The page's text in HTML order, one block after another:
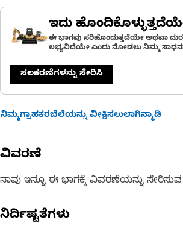
ಇದು
ಈ ಭಾಗವು ಸರಿಹೊಂದುತ್ತದೆಯೇ ಅಥವಾ
ಲಭ್ಯವಿದೆಯೇ ಎಂದು ನೋಡಲು ನಿಮ್ಮ
ಸಲಕರಣೆಗಳನ್ನು ಸೇರಿಸಿ
ನಿಮ್ಮಗ್ರಾಹಕರಬೆಲೆಯನ್ನು ವೀಕ್ಷಿಸಲುಲಾಗಿನ್ಮಾಡಿ
ವಿವರಣೆ
ನಾವು ಇನ್ನೂ ಈ ಭಾಗಕ್ಕೆ ವಿವರಣೆಯನ್ನು ಸೇರಿಸುವ
ನಿರ್ದಿಷ್ಟತೆಗಳು